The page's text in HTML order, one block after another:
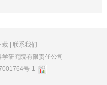
载|
联系我们
研究院有限责任公司
号-1